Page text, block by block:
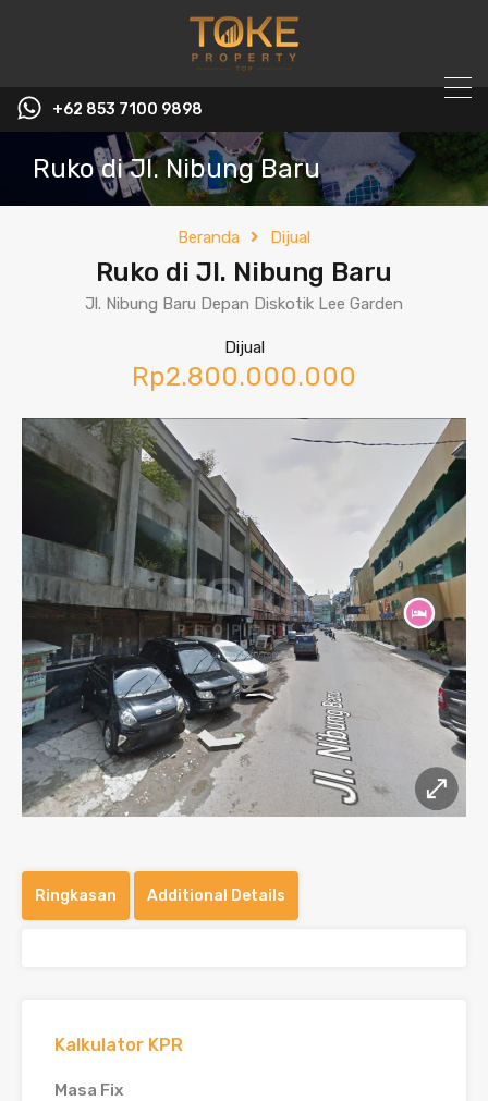
+62 853 7100 9898‬
Ruko di Jl. Nibung Baru
Beranda Dijual
Ruko di Jl. Nibung Baru
Jl. Nibung Baru Depan Diskotik Lee Garden
Dijual
Rp2.800.000.000
Ringkasan Additional Details
Kalkulator KPR
Masa Fix